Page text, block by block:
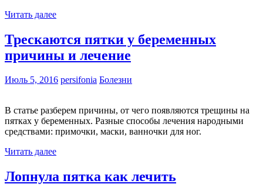
Читать далее
Трескаются пятки у беременных
причины и лечение
Июль 5, 2016 persifonia Болезни
В статье разберем причины, от чего появляются трещины на
пятках у беременных. Разные способы лечения народными
средствами: примочки, маски, ванночки для ног.
Читать далее
Лопнула пятка как лечить